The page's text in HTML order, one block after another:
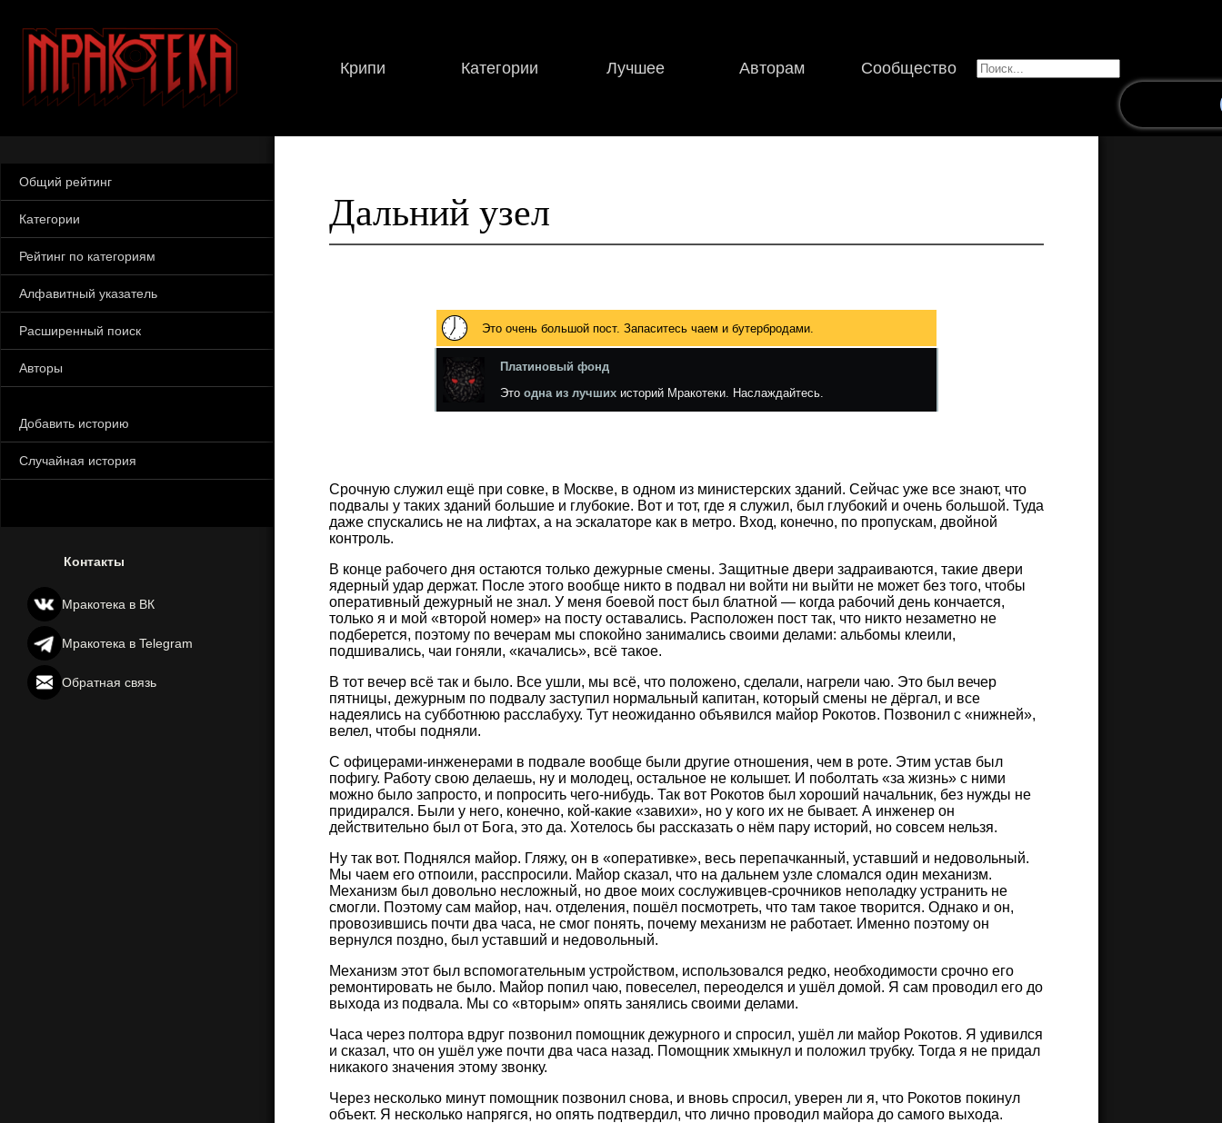
Крипи Категории Лучшее Авторам Сообщество
Общий рейтинг
Категории
Рейтинг по категориям
Алфавитный указатель
Расширенный поиск
Авторы
Добавить историю
Случайная история
Контакты
Мракотека в ВК
Мракотека в Telegram
Обратная связь
Дальний узел
Это очень большой пост. Запаситесь чаем и бутербродами.
Платиновый фонд
Это одна из лучших историй Мракотеки. Наслаждайтесь.
Срочную служил ещё при совке, в Москве, в одном из министерских зданий. Сейчас уже все знают, что
подвалы у таких зданий большие и глубокие. Вот и тот, где я служил, был глубокий и очень большой. Туда
даже спускались не на лифтах, а на эскалаторе как в метро. Вход, конечно, по пропускам, двойной
контроль.
В конце рабочего дня остаются только дежурные смены. Защитные двери задраиваются, такие двери
ядерный удар держат. После этого вообще никто в подвал ни войти ни выйти не может без того, чтобы
оперативный дежурный не знал. У меня боевой пост был блатной — когда рабочий день кончается,
только я и мой «второй номер» на посту оставались. Расположен пост так, что никто незаметно не
подберется, поэтому по вечерам мы спокойно занимались своими делами: альбомы клеили,
подшивались, чаи гоняли, «качались», всё такое.
В тот вечер всё так и было. Все ушли, мы всё, что положено, сделали, нагрели чаю. Это был вечер
пятницы, дежурным по подвалу заступил нормальный капитан, который смены не дёргал, и все
надеялись на субботнюю расслабуху. Тут неожиданно объявился майор Рокотов. Позвонил с «нижней»,
велел, чтобы подняли.
С офицерами-инженерами в подвале вообще были другие отношения, чем в роте. Этим устав был
пофигу. Работу свою делаешь, ну и молодец, остальное не колышет. И поболтать «за жизнь» с ними
можно было запросто, и попросить чего-нибудь. Так вот Рокотов был хороший начальник, без нужды не
придирался. Были у него, конечно, кой-какие «завихи», но у кого их не бывает. А инженер он
действительно был от Бога, это да. Хотелось бы рассказать о нём пару историй, но совсем нельзя.
Ну так вот. Поднялся майор. Гляжу, он в «оперативке», весь перепачканный, уставший и недовольный.
Мы чаем его отпоили, расспросили. Майор сказал, что на дальнем узле сломался один механизм.
Механизм был довольно несложный, но двое моих сослуживцев-срочников неполадку устранить не
смогли. Поэтому сам майор, нач. отделения, пошёл посмотреть, что там такое творится. Однако и он,
провозившись почти два часа, не смог понять, почему механизм не работает. Именно поэтому он
вернулся поздно, был уставший и недовольный.
Механизм этот был вспомогательным устройством, использовался редко, необходимости срочно его
ремонтировать не было. Майор попил чаю, повеселел, переоделся и ушёл домой. Я сам проводил его до
выхода из подвала. Мы со «вторым» опять занялись своими делами.
Часа через полтора вдруг позвонил помощник дежурного и спросил, ушёл ли майор Рокотов. Я удивился
и сказал, что он ушёл уже почти два часа назад. Помощник хмыкнул и положил трубку. Тогда я не придал
никакого значения этому звонку.
Через несколько минут помощник позвонил снова, и вновь спросил, уверен ли я, что Рокотов покинул
объект. Я несколько напрягся, но опять подтвердил, что лично проводил майора до самого выхода.